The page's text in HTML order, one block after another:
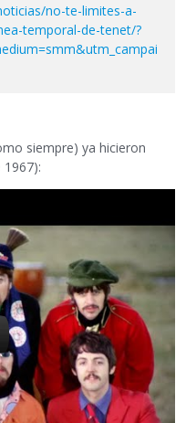
no-te-limites-a-
temporal-de-tenet/?
siempre) ya hicieron
1967):